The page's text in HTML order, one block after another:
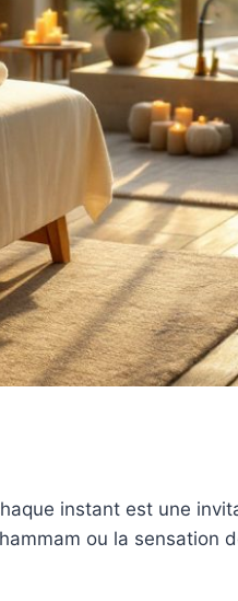
instant est une
ou la sensation